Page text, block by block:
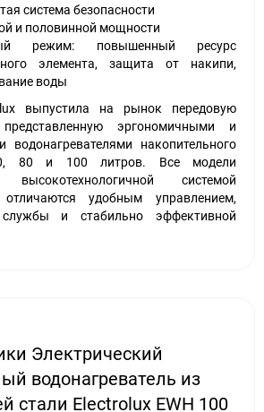
система безопасности
и половинной мощности
режим: повышенный ресурс
элемента, защита от накипи,
воды
выпустила на рынок передовую
эргономичными и
водонагревателями накопительного
80 и 100 литров. Все модели
высокотехнологичной системой
удобным управлением,
и стабильно эффективной
Электрический
водонагреватель из
стали Electrolux EWH 100